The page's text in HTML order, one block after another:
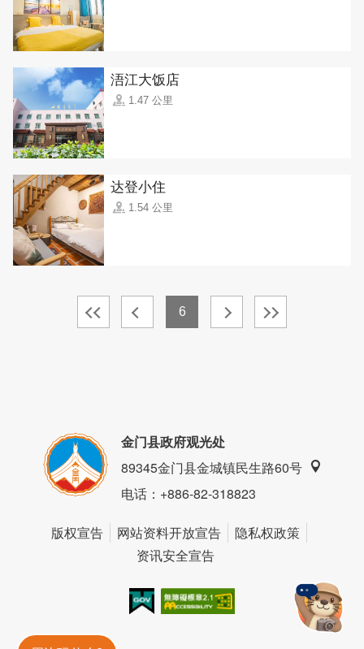
浯江大饭店
1.47 公里
达登小住
1.54 公里
6
金门县政府观光处
89345金门县金城镇民生路60号
电话：+886-82-318823
版权宣告 网站资料开放宣告
隐私权政策
资讯安全宣告